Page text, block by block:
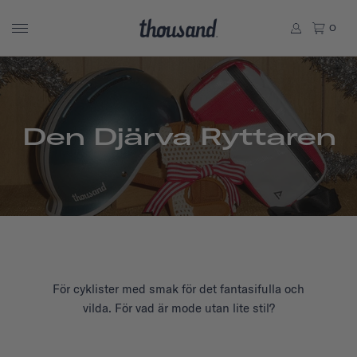
0
Den Djärva Ryttaren
För cyklister med smak för det fantasifulla och
vilda. För vad är mode utan lite stil?